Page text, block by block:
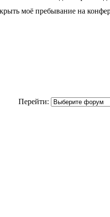
моё пребывание на
Перейти: